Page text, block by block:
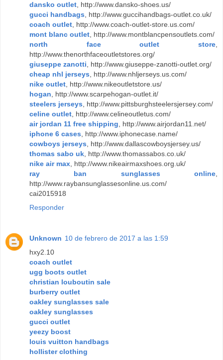
dansko outlet , http://www.dansko-shoes.us/
gucci handbags , http://www.guccihandbags-outlet.co.uk/
coach outlet , http://www.coach-outlet-store.us.com/
mont blanc outlet , http://www.montblancpensoutlets.com/
north face outlet store
http://www.thenorthfaceoutletstores.org/
giuseppe zanotti , http://www.giuseppe-zanotti-outlet.org/
cheap nhl jerseys , http://www.nhljerseys.us.com/
nike outlet , http://www.nikeoutletstore.us/
hogan , http://www.scarpehogan-outlet.it/
steelers jerseys , http://www.pittsburghsteelersjersey.com/
celine outlet , http://www.celineoutletus.com/
air jordan 11 free shipping , http://www.airjordan11.net/
iphone 6 cases , http://www.iphonecase.name/
cowboys jerseys , http://www.dallascowboysjersey.us/
thomas sabo uk , http://www.thomassabos.co.uk/
nike air max , http://www.nikeairmaxshoes.org.uk/
ray ban sunglasses online
http://www.raybansunglassesonline.us.com/
cai2015918
Responder
Unknown 10 de febrero de 2017 a las 1:59
hxy2.10
coach outlet
ugg boots outlet
christian louboutin sale
burberry outlet
oakley sunglasses sale
oakley sunglasses
gucci outlet
yeezy boost
louis vuitton handbags
hollister clothing